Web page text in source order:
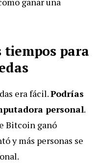
tiempos para
era fácil.Podrías
personal.
Bitcoin ganó
y más personas se